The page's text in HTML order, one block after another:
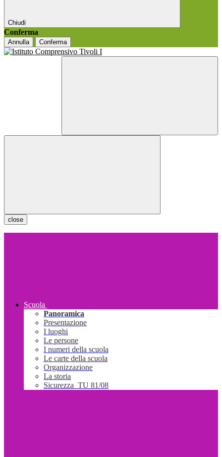
Chiudi
Conferma
Annulla Conferma
close
Scuola
Panoramica
Presentazione
I luoghi
Le persone
I numeri della scuola
Le carte della scuola
Organizzazione
La storia
Sicurezza_TU 81/08